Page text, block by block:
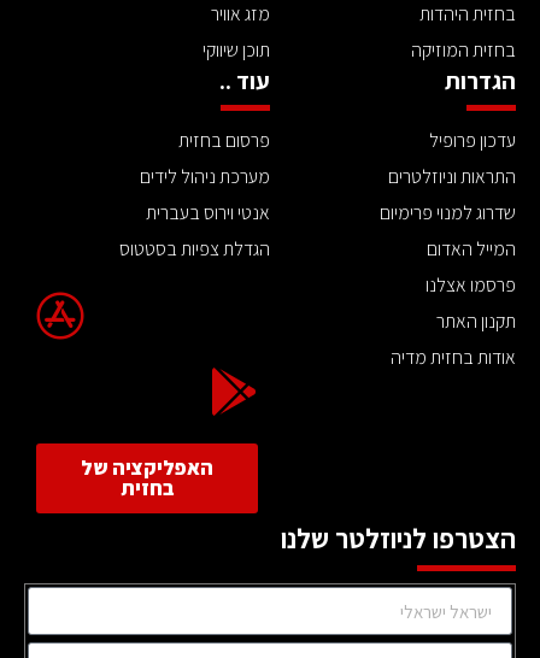
בחזית היהדות
בחזית המוזיקה
מזג אוויר
תוכן שיווקי
הגדרות
עדכון פרופיל
התראות וניוזלטרים
שדרוג למנוי פרימיום
המייל האדום
פרסמו אצלנו
תקנון האתר
אודות בחזית מדיה
עוד ..
פרסום בחזית
מערכת ניהול לידים
אנטי וירוס בעברית
הגדלת צפיות בסטטוס
האפליקציה של
בחזית
הצטרפו לניוזלטר שלנו